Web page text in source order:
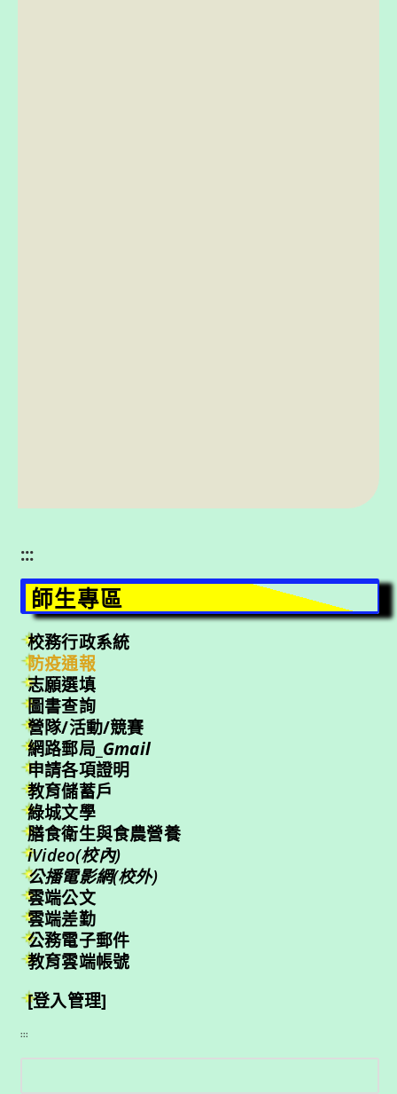
:::
師生專區
校務行政系統
防疫通報
志願選填
圖書查詢
營隊/活動/競賽
網路郵局_ Gmail
申請各項證明
教育儲蓄戶
綠城文學
膳食衛生與食農營養
iVideo(校內)
公播電影網(校外)
雲端公文
雲端差勤
公務電子郵件
教育雲端帳號
[登入管理]
:::
搜
尋